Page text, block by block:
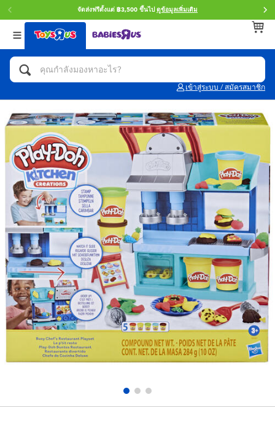
จัดส่งฟรีตั้งแต่ ฿3,500 ขึ้นไป ดูข้อมูลเพิ่มเติม
เข้าสู่ระบบ / สมัครสมาชิก
กลับ
หมวดหมู่
แอคชั่นฟิกเกอร์ และการสวมบทบาทเป็นฮีโร่
ตัวต่อและ LEGO
รถของเล่น, รถบรรทุกของเล่น, รถไฟของเล่น
และรีโมทบังคับ
กิจกรรมและงานคราฟท์
ตุ๊กตาและของสะสม
อุปกรณ์อิเล็คทรอนิกส์
เกมและพัซเซิล
ของเล่นเพื่อการเรียนรู้
กิจกรรมกลางแจ้งและกีฬา
กลับ
แบรนด์
Toy Story ทอย สตอรี่
Star Wars
LEGOเลโก้
Blokees บล็อคคีส์
Zuru ซูรู
X-Shot
playpop
Barbie บาร์บี้
กลับ
Age
0~2 ปี
5~7 ปี
8~11 ปี
12~14 ปี
14+ ปี